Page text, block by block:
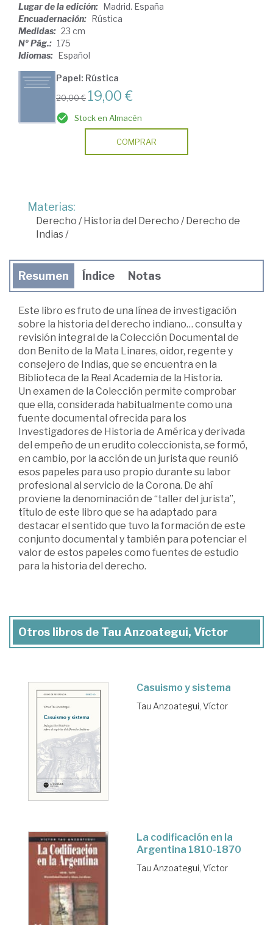
Lugar de la edición: Madrid. España
Encuadernación: Rústica
Medidas: 23 cm
Nº Pág.: 175
Idiomas: Español
Papel: Rústica
20,00 € 19,00 €
Stock en Almacén
COMPRAR
Materias:
Derecho /Historia del Derecho /Derecho de
Indias /
Resumen Índice Notas
Este libro es fruto de una línea de investigación
sobre la historia del derecho indiano… consulta y
revisión integral de la Colección Documental de
don Benito de la Mata Linares, oidor, regente y
consejero de Indias, que se encuentra en la
Biblioteca de la Real Academia de la Historia.
Un examen de la Colección permite comprobar
que ella, considerada habitualmente como una
fuente documental ofrecida para los
Investigadores de Historia de América y derivada
del empeño de un erudito coleccionista, se formó,
en cambio, por la acción de un jurista que reunió
esos papeles para uso propio durante su labor
profesional al servicio de la Corona. De ahí
proviene la denominación de “taller del jurista”,
título de este libro que se ha adaptado para
destacar el sentido que tuvo la formación de este
conjunto documental y también para potenciar el
valor de estos papeles como fuentes de estudio
para la historia del derecho.
Otros libros de Tau Anzoategui, Víctor
Casuismo y sistema
Tau Anzoategui, Víctor
La codificación en la
Argentina 1810-1870
Tau Anzoategui, Víctor